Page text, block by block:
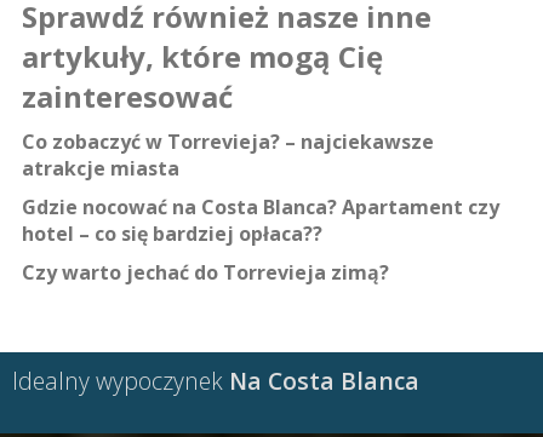
Sprawdź również nasze inne
artykuły, które mogą Cię
zainteresować
Co zobaczyć w Torrevieja? – najciekawsze
atrakcje miasta
Gdzie nocować na Costa Blanca? Apartament czy
hotel – co się bardziej opłaca??
Czy warto jechać do Torrevieja zimą?
Idealny wypoczynek Na Costa Blanca